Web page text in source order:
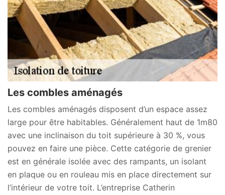
Les combles aménagés
Les combles aménagés disposent d’un espace assez
large pour être habitables. Généralement haut de 1m80
avec une inclinaison du toit supérieure à 30 %, vous
pouvez en faire une pièce. Cette catégorie de grenier
est en générale isolée avec des rampants, un isolant
en plaque ou en rouleau mis en place directement sur
l’intérieur de votre toit. L’entreprise Catherin